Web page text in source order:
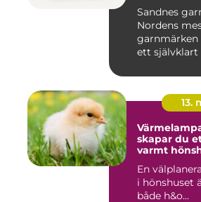
Sandnes
Nordens
ett självklart
13.
skapar du
varmt
En
i hönshuset
både h&o...